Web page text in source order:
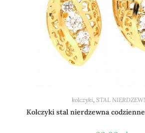
kolczyki STAL
Kolczyki stal nierdzewna